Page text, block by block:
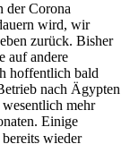
der Corona
wird, wir
zurück. Bisher
auf andere
hoffentlich bald
nach Ägypten
mehr
Einige
wieder